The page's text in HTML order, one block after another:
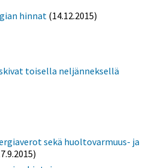
hinnat (14.12.2015)
toisella neljänneksellä
sekä huoltovarmuus- ja